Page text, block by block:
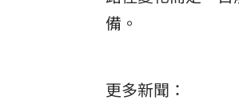
備。
更多新聞：